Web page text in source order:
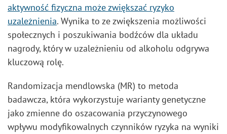
aktywność fizyczna może zwiększać ryzyko
uzależnienia. Wynika to ze zwiększenia możliwości
społecznych i poszukiwania bodźców dla układu
nagrody, który w uzależnieniu od alkoholu odgrywa
kluczową rolę.
Randomizacja mendlowska (MR) to metoda
badawcza, która wykorzystuje warianty genetyczne
jako zmienne do oszacowania przyczynowego
wpływu modyfikowalnych czynników ryzyka na wyniki